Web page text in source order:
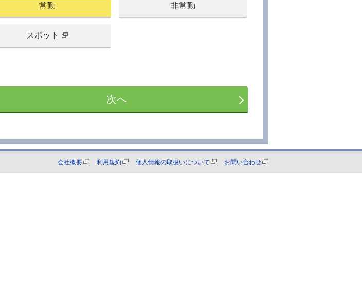
常勤 非常勤
スポット
次へ
会社概要 利用規約 個人情報の取扱いについて お問い合わせ